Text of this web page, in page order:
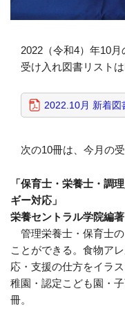
2022（令和4）年10月
受け入れ図書リストは
2022.10月 新着図
次の10冊は、今月の受
「保育士・栄養士・調
ギー対応」
栄養セントラル学院編著
管理栄養士・保育士
ことができる。食物ア
応・支援の仕方をイラ
稚園・認定こども園・
冊。